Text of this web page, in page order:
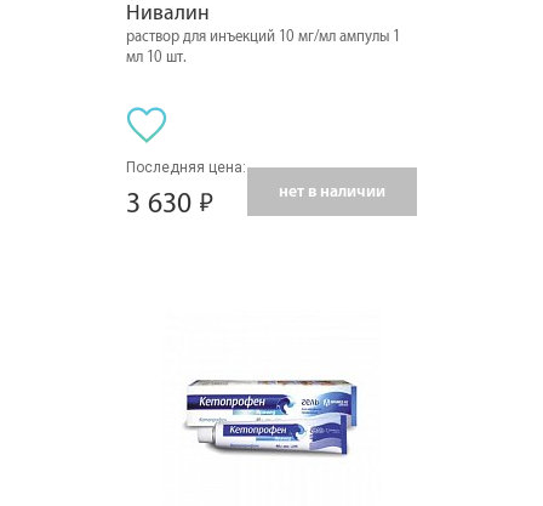
Нивалин
раствор для инъекций 10 мг/мл ампулы 1
мл 10 шт.
Последняя цена:
3 630 нет в наличии